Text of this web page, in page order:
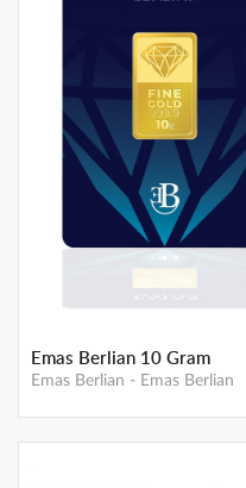
Emas Berlian 10 Gram
Emas Berlian - Emas Berlian